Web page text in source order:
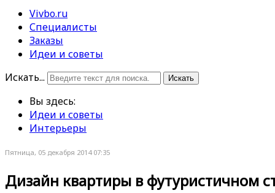
Vivbo.ru
Специалисты
Заказы
Идеи и советы
Искать...
Искать
Вы здесь:
Идеи и советы
Интерьеры
Пятница, 05 декабря 2014 07:35
Дизайн квартиры в футуристичном